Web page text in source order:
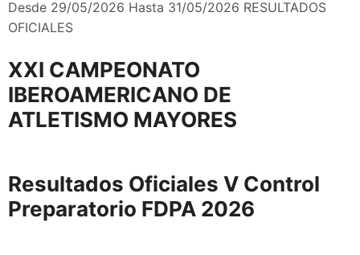
Desde 29/05/2026 Hasta 31/05/2026 RESULTADOS
OFICIALES
XXI CAMPEONATO
IBEROAMERICANO DE
ATLETISMO MAYORES
Resultados Oficiales V Control
Preparatorio FDPA 2026